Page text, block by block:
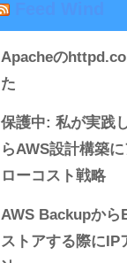
Apacheの
た
保護中: 私が実践
らAWS設計構築
ローコスト戦略
AWS Backupから
ストアする際にIP